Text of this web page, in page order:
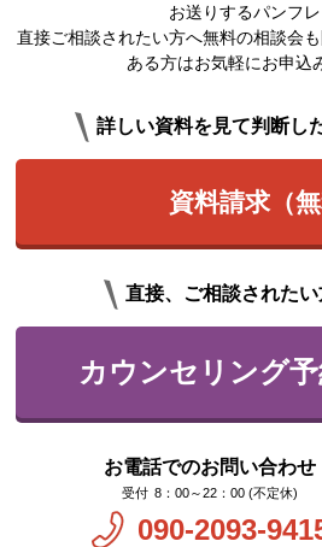
お送りするパンフレ
直接ご相談されたい方へ無料の相談会
ある方はお気軽にお申込
詳しい資料を見て判断し
資料請求（無
直接、ご相談された
カウンセリング予
お電話でのお問い合わせ
8：00～22：00 (不定休)
090-2093-